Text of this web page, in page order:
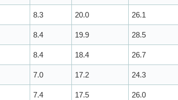
8.3 20.0 26.1
8.4 19.9 28.5
8.4 18.4 26.7
7.0 17.2 24.3
7.4 17.5 26.0